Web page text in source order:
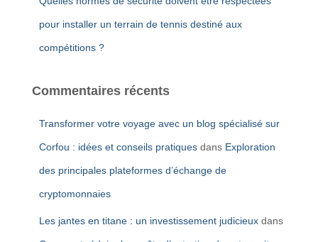
pour installer un terrain de tennis destiné aux
compétitions ?
Commentaires récents
Transformer votre voyage avec un blog spécialisé sur
Corfou : idées et conseils pratiques dans Exploration
des principales plateformes d’échange de
cryptomonnaies
Les jantes en titane : un investissement judicieux dans